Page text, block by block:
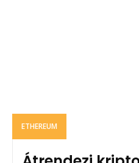
ETHEREUM